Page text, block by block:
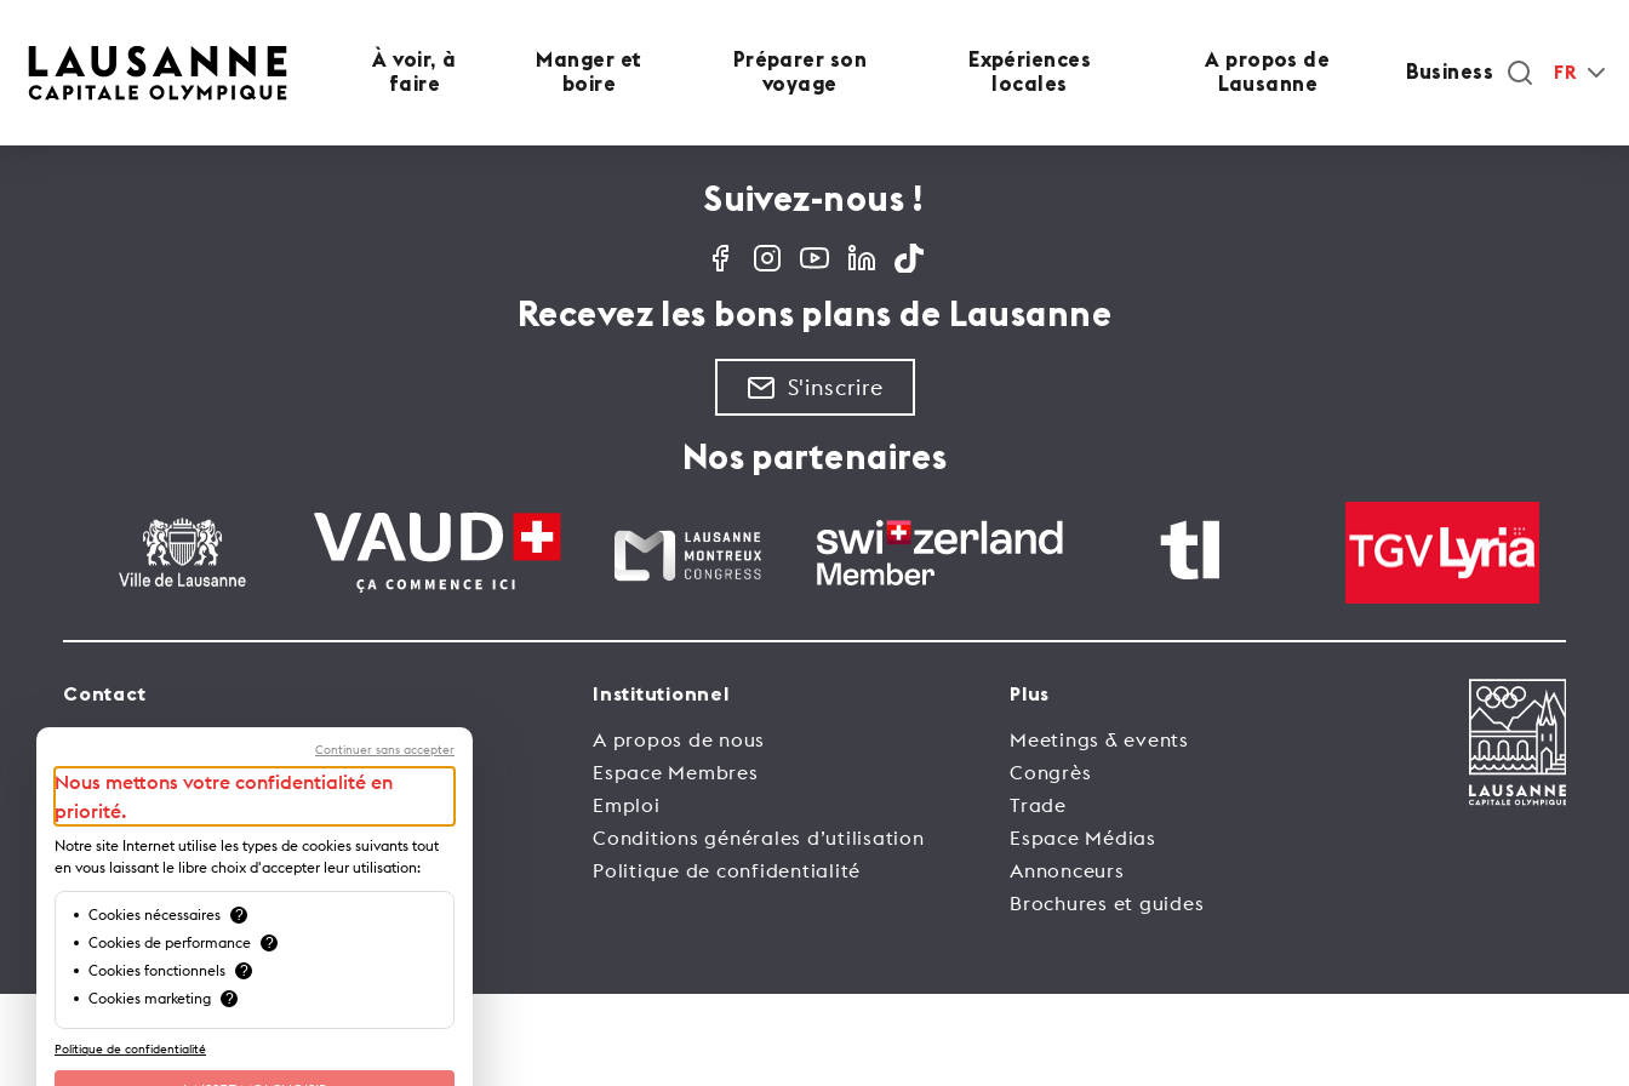
À voir, à
faire
Manger et
boire
Préparer son
voyage
Expériences
locales
A propos de
Lausanne
Business FR
Suivez-nous !
Recevez les bons plans de Lausanne
S'inscrire
Nos partenaires
Contact
Avenue de Rhodanie 2 – CP 975
1001 Lausanne – Suisse
info@lausanne-tourisme.ch
+41 21 613 73 73
Où nous trouver ?
Institutionnel
A propos de nous
Espace Membres
Emploi
Conditions générales d’utilisation
Politique de confidentialité
Plus
Meetings & events
Congrès
Trade
Espace Médias
Annonceurs
Brochures et guides
Continuer sans accepter
Nous mettons votre confidentialité en
priorité.
Notre site Internet utilise les types de cookies suivants tout
en vous laissant le libre choix d'accepter leur utilisation:
Cookies nécessaires ?
Cookies de performance ?
Cookies fonctionnels ?
Cookies marketing ?
Politique de confidentialité